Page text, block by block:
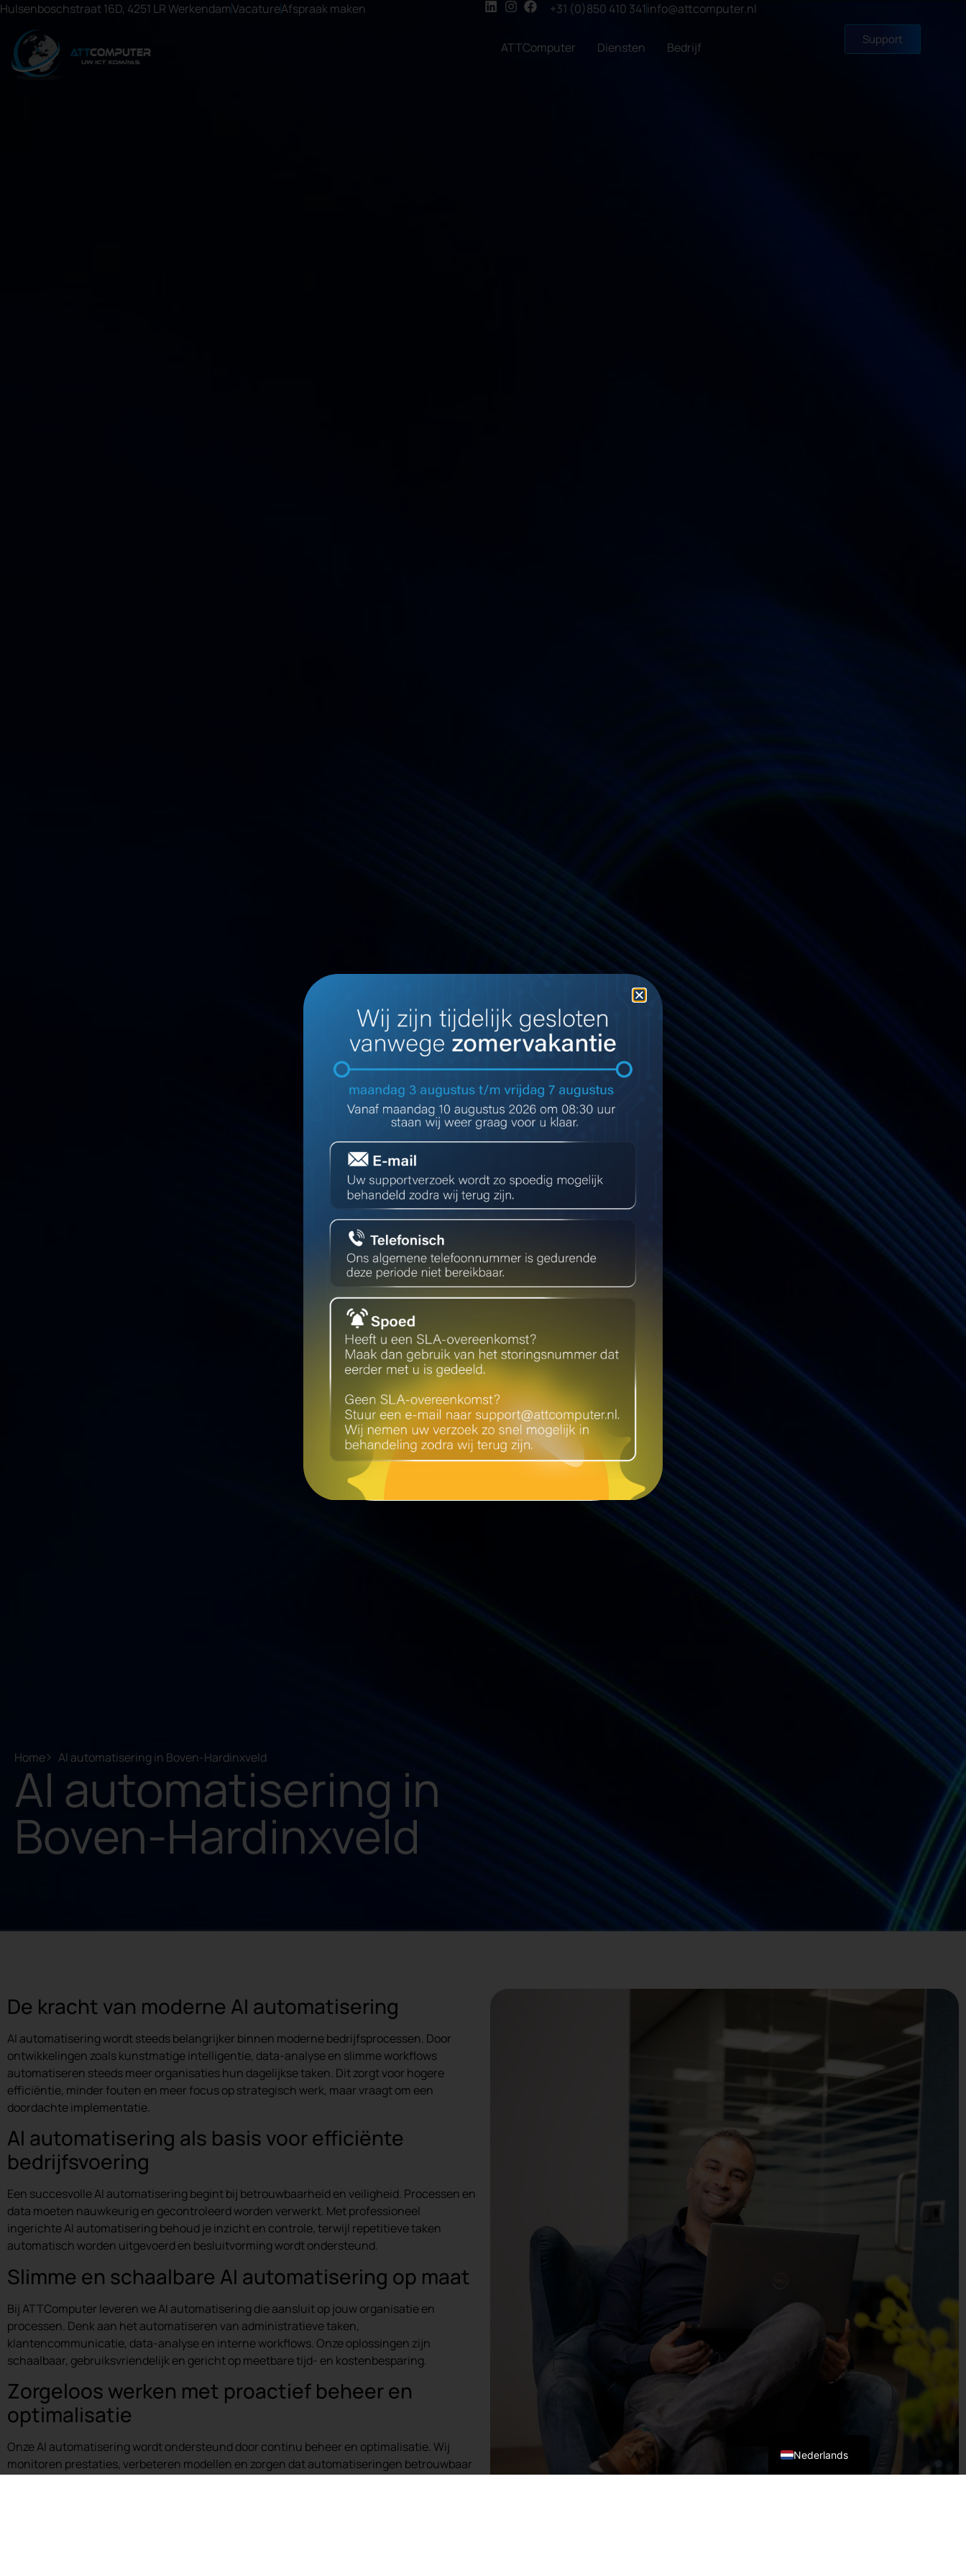
Hulsenboschstraat 16D, 4251 LR WerkendamVacatureAfspraak maken +31 (0)850 410 341info@attcomputer.nl
ATTComputer Diensten Bedrijf
Support
Home AI automatisering in Boven-Hardinxveld
AI automatisering in
Boven-Hardinxveld
De kracht van moderne AI automatisering
AI automatisering wordt steeds belangrijker binnen moderne bedrijfsprocessen. Door
ontwikkelingen zoals kunstmatige intelligentie, data-analyse en slimme workflows
automatiseren steeds meer organisaties hun dagelijkse taken. Dit zorgt voor hogere
efficiëntie, minder fouten en meer focus op strategisch werk, maar vraagt om een
doordachte implementatie.
AI automatisering als basis voor efficiënte
bedrijfsvoering
Een succesvolle AI automatisering begint bij betrouwbaarheid en veiligheid. Processen en
data moeten nauwkeurig en gecontroleerd worden verwerkt. Met professioneel
ingerichte AI automatisering behoud je inzicht en controle, terwijl repetitieve taken
automatisch worden uitgevoerd en besluitvorming wordt ondersteund.
Slimme en schaalbare AI automatisering op maat
Bij ATTComputer leveren we AI automatisering die aansluit op jouw organisatie en
processen. Denk aan het automatiseren van administratieve taken,
klantencommunicatie, data-analyse en interne workflows. Onze oplossingen zijn
schaalbaar, gebruiksvriendelijk en gericht op meetbare tijd- en kostenbesparing.
Zorgeloos werken met proactief beheer en
optimalisatie
Onze AI automatisering wordt ondersteund door continu beheer en optimalisatie. Wij
monitoren prestaties, verbeteren modellen en zorgen dat automatiseringen betrouwbaar
Nederlands